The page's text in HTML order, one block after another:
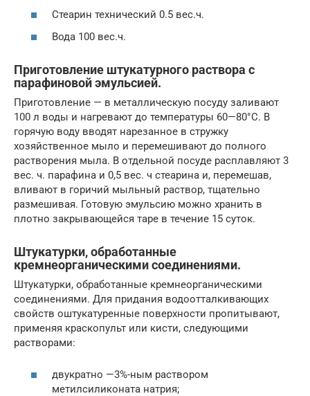
Стеарин технический 0.5 вес.ч.
Вода 100 вес.ч.
Приготовление штукатурного раствора с
парафиновой эмульсией.
Приготовление — в металлическую посуду заливают
100 л воды и нагревают до температуры 60—80°С. В
горячую воду вводят нарезанное в стружку
хозяйственное мыло и перемешивают до полного
растворения мыла. В отдельной посуде расплавляют 3
вес. ч. парафина и 0,5 вес. ч стеарина и, перемешав,
вливают в горичий мыльный раствор, тщательно
размешивая. Готовую эмульсию можно хранить в
плотно закрывающейся таре в течение 15 суток.
Штукатурки, обработанные
кремнеорганическими соединениями.
Штукатурки, обработанные кремнеорганическими
соединениями. Для придания водоотталкивающих
свойств оштукатуренные поверхности пропитывают,
применяя краскопульт или кисти, следующими
растворами:
двукратно —3%-ным раствором
метилсиликоната натрия;